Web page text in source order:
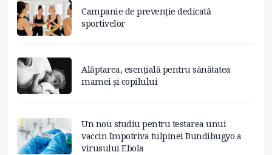
Campanie de prevenție dedicată
sportivelor
Alăptarea, esențială pentru sănătatea
mamei și copilului
Un nou studiu pentru testarea unui
vaccin împotriva tulpinei Bundibugyo a
virusului Ebola